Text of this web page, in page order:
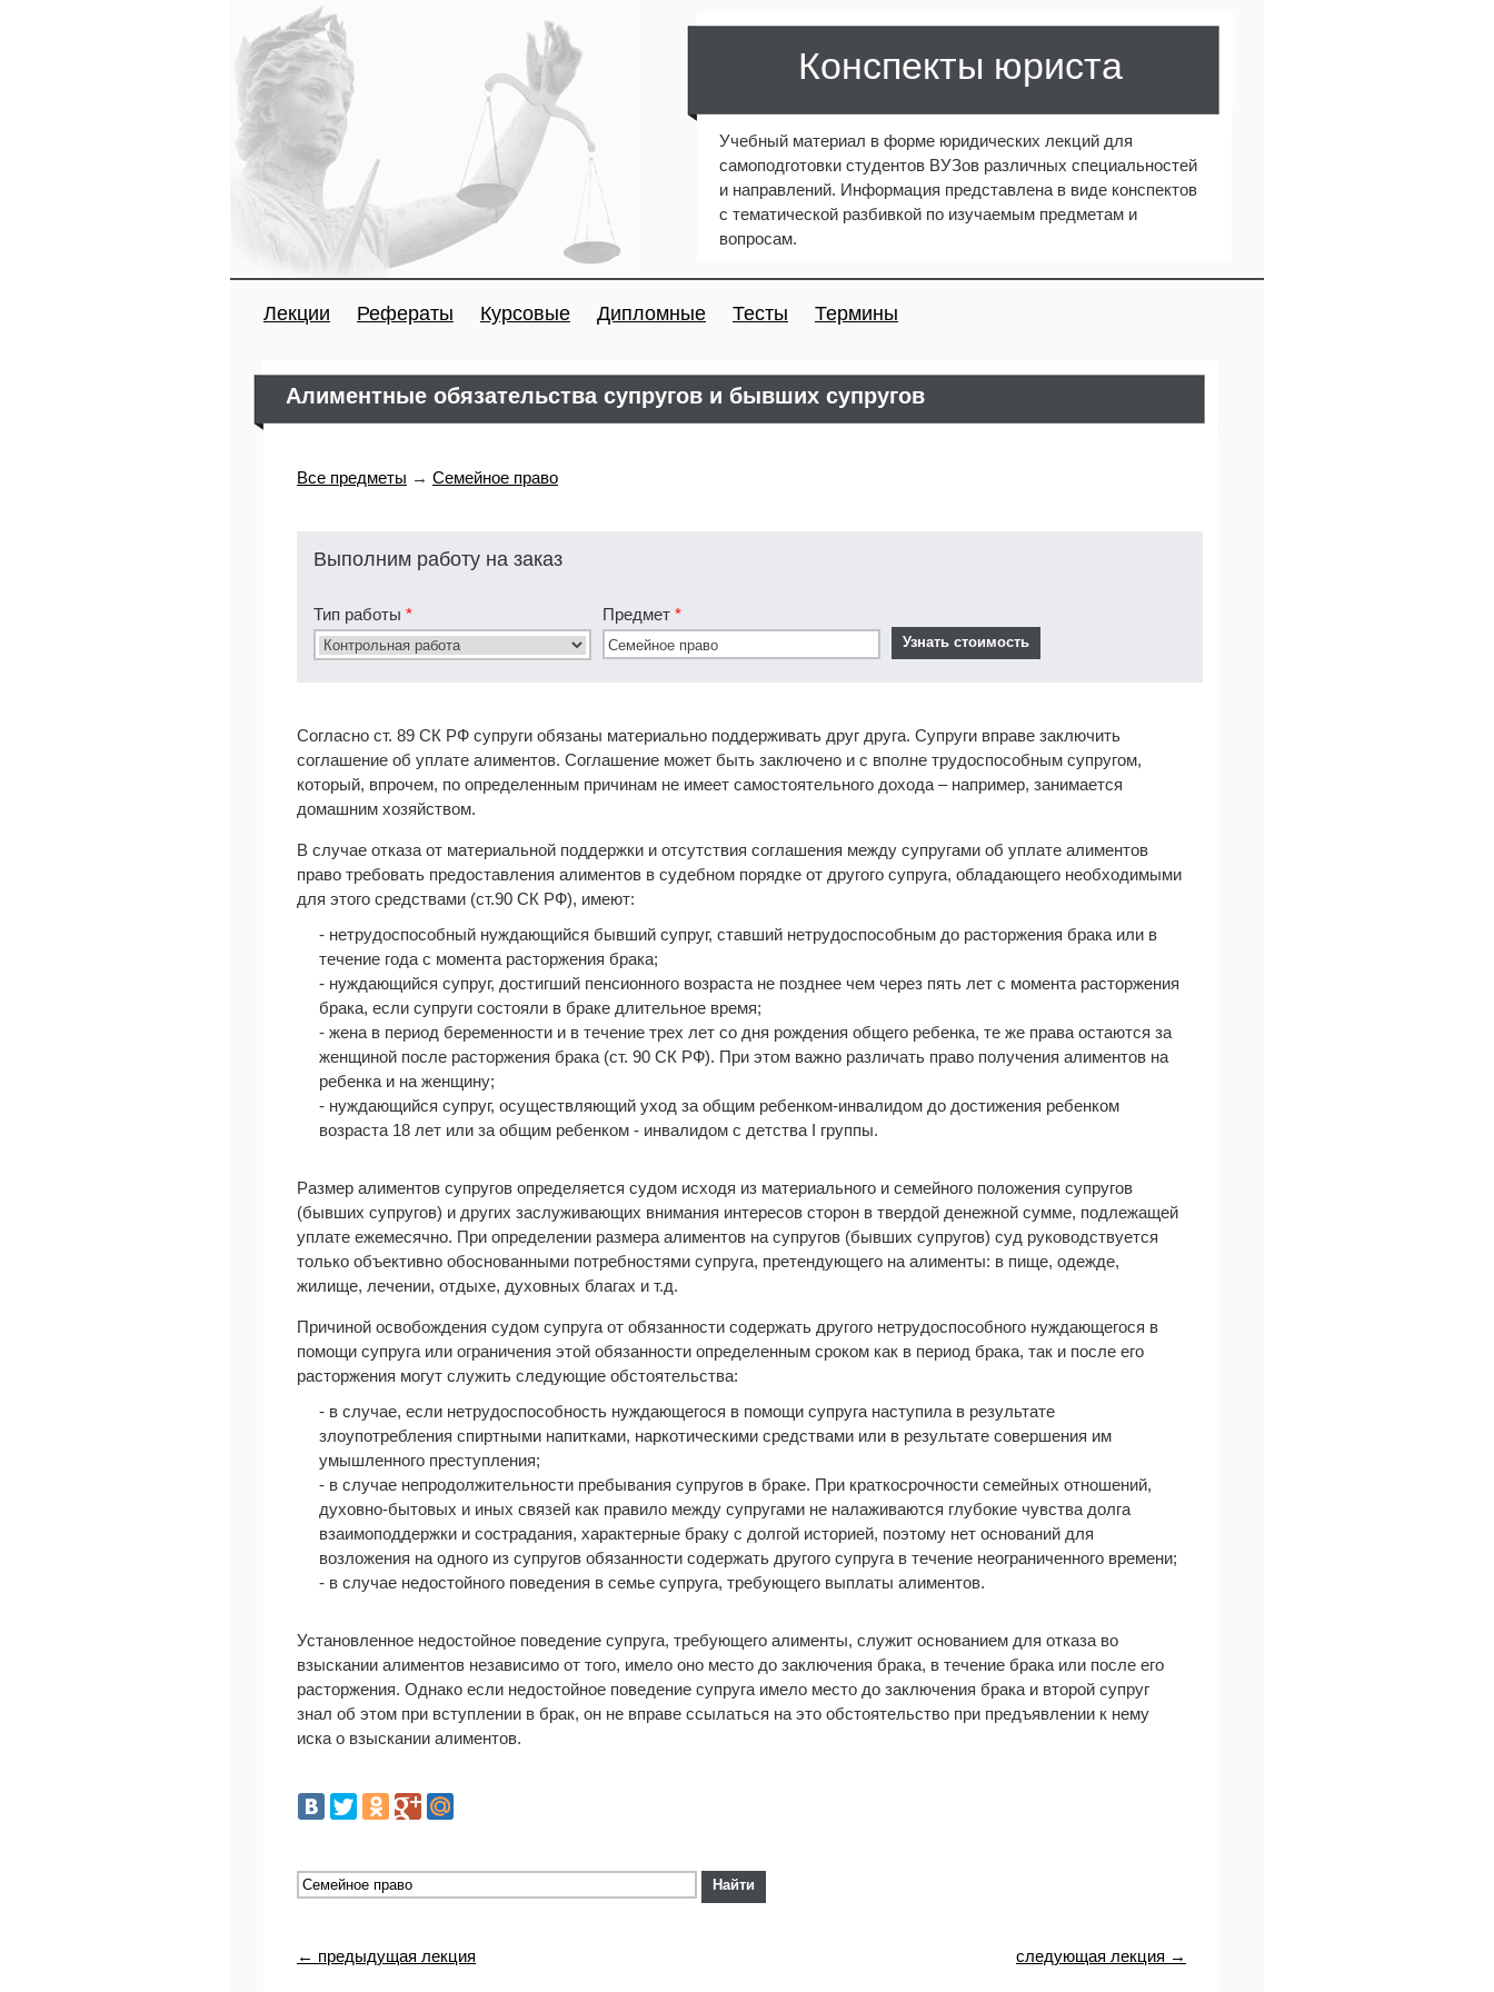
Конспекты юриста
Учебный материал в форме юридических лекций для
самоподготовки студентов ВУЗов различных специальностей
и направлений. Информация представлена в виде конспектов
с тематической разбивкой по изучаемым предметам и
вопросам.
Лекции Рефераты Курсовые Дипломные Тесты Термины
Алиментные обязательства супругов и бывших супругов
Все предметы → Семейное право
Выполним работу на заказ
Тип работы * Предмет *
Согласно ст. 89 СК РФ супруги обязаны материально поддерживать друг друга. Супруги вправе заключить
соглашение об уплате алиментов. Соглашение может быть заключено и с вполне трудоспособным супругом,
который, впрочем, по определенным причинам не имеет самостоятельного дохода – например, занимается
домашним хозяйством.
В случае отказа от материальной поддержки и отсутствия соглашения между супругами об уплате алиментов
право требовать предоставления алиментов в судебном порядке от другого супруга, обладающего необходимыми
для этого средствами (ст.90 СК РФ), имеют:
- нетрудоспособный нуждающийся бывший супруг, ставший нетрудоспособным до расторжения брака или в
течение года с момента расторжения брака;
- нуждающийся супруг, достигший пенсионного возраста не позднее чем через пять лет с момента расторжения
брака, если супруги состояли в браке длительное время;
- жена в период беременности и в течение трех лет со дня рождения общего ребенка, те же права остаются за
женщиной после расторжения брака (ст. 90 СК РФ). При этом важно различать право получения алиментов на
ребенка и на женщину;
- нуждающийся супруг, осуществляющий уход за общим ребенком-инвалидом до достижения ребенком
возраста 18 лет или за общим ребенком - инвалидом с детства I группы.
Размер алиментов супругов определяется судом исходя из материального и семейного положения супругов
(бывших супругов) и других заслуживающих внимания интересов сторон в твердой денежной сумме, подлежащей
уплате ежемесячно. При определении размера алиментов на супругов (бывших супругов) суд руководствуется
только объективно обоснованными потребностями супруга, претендующего на алименты: в пище, одежде,
жилище, лечении, отдыхе, духовных благах и т.д.
Причиной освобождения судом супруга от обязанности содержать другого нетрудоспособного нуждающегося в
помощи супруга или ограничения этой обязанности определенным сроком как в период брака, так и после его
расторжения могут служить следующие обстоятельства:
- в случае, если нетрудоспособность нуждающегося в помощи супруга наступила в результате
злоупотребления спиртными напитками, наркотическими средствами или в результате совершения им
умышленного преступления;
- в случае непродолжительности пребывания супругов в браке. При краткосрочности семейных отношений,
духовно-бытовых и иных связей как правило между супругами не налаживаются глубокие чувства долга
взаимоподдержки и сострадания, характерные браку с долгой историей, поэтому нет оснований для
возложения на одного из супругов обязанности содержать другого супруга в течение неограниченного времени;
- в случае недостойного поведения в семье супруга, требующего выплаты алиментов.
Установленное недостойное поведение супруга, требующего алименты, служит основанием для отказа во
взыскании алиментов независимо от того, имело оно место до заключения брака, в течение брака или после его
расторжения. Однако если недостойное поведение супруга имело место до заключения брака и второй супруг
знал об этом при вступлении в брак, он не вправе ссылаться на это обстоятельство при предъявлении к нему
иска о взыскании алиментов.
← предыдущая лекция следующая лекция →